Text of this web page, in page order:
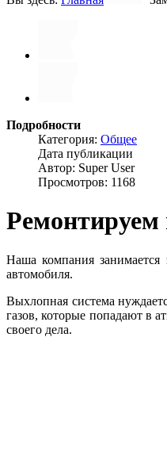
Подробности
Категория: Общее
Дата публикации
Автор: Super User
Просмотров: 1168
Ремонтируем
Наша компания занимается
автомобиля.
Выхлопная система
газов, которые попадают в
своего дела.